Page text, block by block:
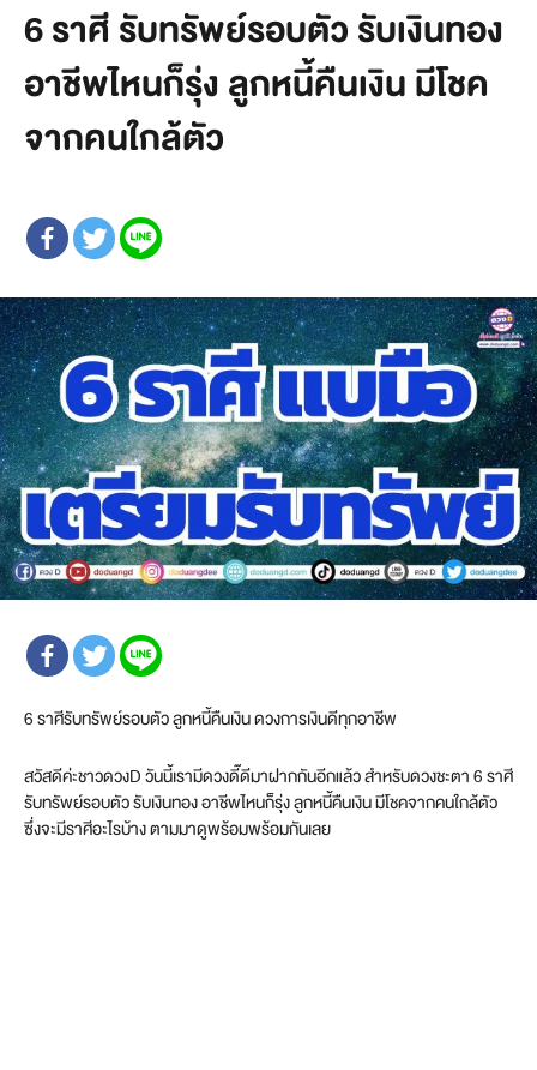
6 ราศี รับทรัพย์รอบตัว รับเงินทอง
อาชีพไหนก็รุ่ง ลูกหนี้คืนเงิน มีโชค
จากคนใกล้ตัว
6 ราศีรับทรัพย์รอบตัว ลูกหนี้คืนเงิน ดวงการเงินดีทุกอาชีพ
สวัสดีค่ะชาวดวงD วันนี้เรามีดวงดี๊ดีมาฝากกันอีกแล้ว สำหรับดวงชะตา 6 ราศี
รับทรัพย์รอบตัว รับเงินทอง อาชีพไหนก็รุ่ง ลูกหนี้คืนเงิน มีโชคจากคนใกล้ตัว
ซึ่งจะมีราศีอะไรบ้าง ตามมาดูพร้อมพร้อมกันเลย